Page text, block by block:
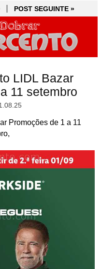
POST SEGUINTE »
LIDL Bazar
11 setembro
Promoções de 1 a 11
POST SEGUINTE »